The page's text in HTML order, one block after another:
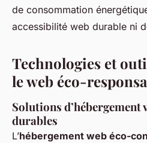
de consommation
accessibilité web durable ni
Technologies et
le web éco-
Solutions
durables
L’hébergement web éco-